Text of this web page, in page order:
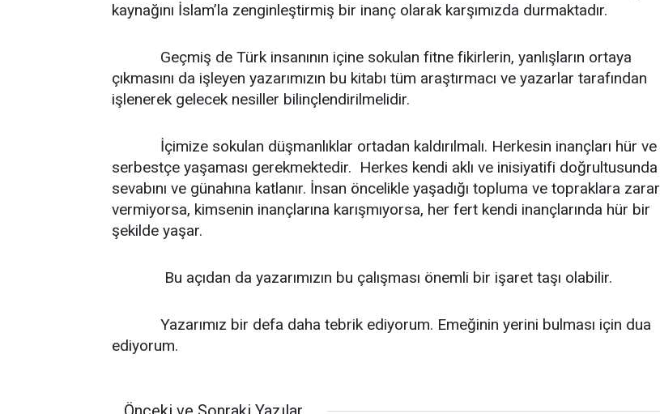
kaynağını İslam’la zenginleştirmiş bir inanç olarak karşımızda durmaktadır.
Geçmiş de Türk insanının içine sokulan fitne fikirlerin, yanlışların ortaya
çıkmasını da işleyen yazarımızın bu kitabı tüm araştırmacı ve yazarlar tarafından
işlenerek gelecek nesiller bilinçlendirilmelidir.
İçimize sokulan düşmanlıklar ortadan kaldırılmalı. Herkesin inançları hür ve
serbestçe yaşaması gerekmektedir. Herkes kendi aklı ve inisiyatifi doğrultusunda
sevabını ve günahına katlanır. İnsan öncelikle yaşadığı topluma ve topraklara zarar
vermiyorsa, kimsenin inançlarına karışmıyorsa, her fert kendi inançlarında hür bir
şekilde yaşar.
Bu açıdan da yazarımızın bu çalışması önemli bir işaret taşı olabilir.
Yazarımız bir defa daha tebrik ediyorum. Emeğinin yerini bulması için dua
ediyorum.